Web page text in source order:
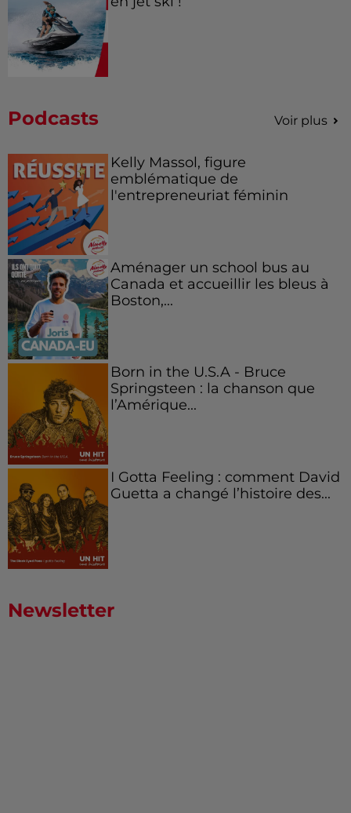
Podcasts Voir plus
Kelly Massol, figure
emblématique de
l'entrepreneuriat féminin
Aménager un school bus au
Canada et accueillir les bleus à
Boston,...
Born in the U.S.A - Bruce
Springsteen : la chanson que
l’Amérique...
I Gotta Feeling : comment David
Guetta a changé l’histoire des...
Newsletter